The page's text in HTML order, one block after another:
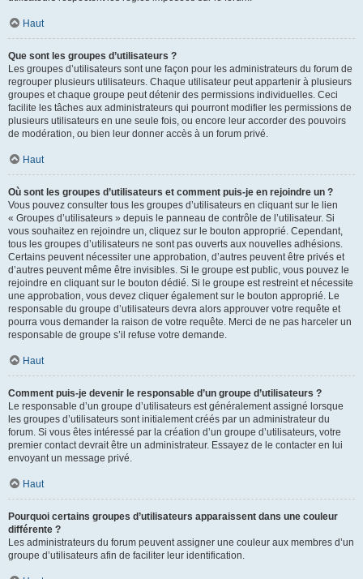
Haut
Que sont les groupes d’utilisateurs ?
Les groupes d’utilisateurs sont une façon pour les administrateurs du forum de
regrouper plusieurs utilisateurs. Chaque utilisateur peut appartenir à plusieurs
groupes et chaque groupe peut détenir des permissions individuelles. Ceci
facilite les tâches aux administrateurs qui pourront modifier les permissions de
plusieurs utilisateurs en une seule fois, ou encore leur accorder des pouvoirs
de modération, ou bien leur donner accès à un forum privé.
Haut
Où sont les groupes d’utilisateurs et comment puis-je en rejoindre un ?
Vous pouvez consulter tous les groupes d’utilisateurs en cliquant sur le lien
« Groupes d’utilisateurs » depuis le panneau de contrôle de l’utilisateur. Si
vous souhaitez en rejoindre un, cliquez sur le bouton approprié. Cependant,
tous les groupes d’utilisateurs ne sont pas ouverts aux nouvelles adhésions.
Certains peuvent nécessiter une approbation, d’autres peuvent être privés et
d’autres peuvent même être invisibles. Si le groupe est public, vous pouvez le
rejoindre en cliquant sur le bouton dédié. Si le groupe est restreint et nécessite
une approbation, vous devez cliquer également sur le bouton approprié. Le
responsable du groupe d’utilisateurs devra alors approuver votre requête et
pourra vous demander la raison de votre requête. Merci de ne pas harceler un
responsable de groupe s’il refuse votre demande.
Haut
Comment puis-je devenir le responsable d’un groupe d’utilisateurs ?
Le responsable d’un groupe d’utilisateurs est généralement assigné lorsque
les groupes d’utilisateurs sont initialement créés par un administrateur du
forum. Si vous êtes intéressé par la création d’un groupe d’utilisateurs, votre
premier contact devrait être un administrateur. Essayez de le contacter en lui
envoyant un message privé.
Haut
Pourquoi certains groupes d’utilisateurs apparaissent dans une couleur
différente ?
Les administrateurs du forum peuvent assigner une couleur aux membres d’un
groupe d’utilisateurs afin de faciliter leur identification.